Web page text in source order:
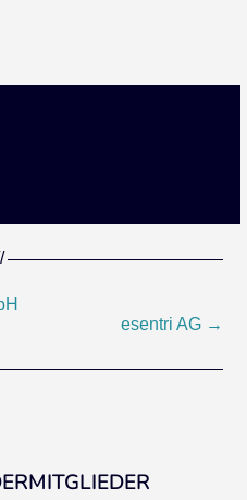
esentri AG →